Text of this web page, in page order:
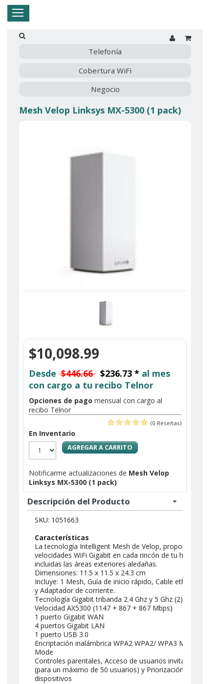
Hogar
Telefonía
Cobertura WiFi
Negocio
Mesh Velop Linksys MX-5300 (1 pack)
$10,098.99
Desde$446.66 $236.73 * al mes
con cargo a tu recibo Telnor
Opciones de pago mensual con cargo al
recibo Telnor
(0 Reseñas)
En Inventario
AGREGAR A CARRITO
Notificarme actualizaciones de Mesh Velop
Linksys MX-5300 (1 pack)
Descripción del Producto
SKU: 1051663
Características
La tecnología Intelligent Mesh de Velop, proporciona
velocidades WiFi Gigabit en cada rincón de tu hogar,
incluidas las áreas exteriores aledañas.
Dimensiones: 11.5 x 11.5 x 24.3 cm
Incluye: 1 Mesh, Guía de inicio rápido, Cable ethernet
y Adaptador de corriente.
Tecnología Gigabit tribanda 2.4 Ghz y 5 Ghz (2)
Velocidad AX5300 (1147 + 867 + 867 Mbps)
1 puerto Gigabit WAN
4 puertos Gigabit LAN
1 puerto USB 3.0
Encriptación inalámbrica WPA2 WPA2/ WPA3 Mixed
Mode
Controles parentales, Acceso de usuarios invitados
(para un máximo de 50 usuarios) y Priorización de
dispositivos